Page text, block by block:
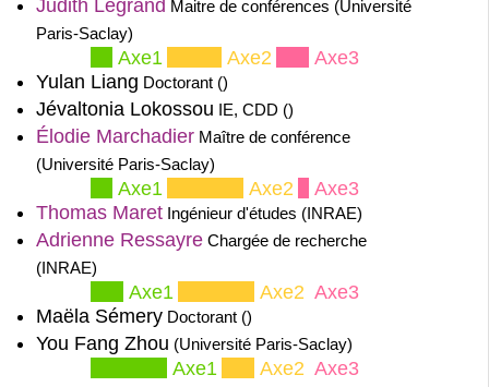
Judith Legrand Maitre de conférences (Université
Paris-Saclay)
Axe1 Axe2 Axe3
Yulan Liang Doctorant ()
Jévaltonia Lokossou IE, CDD ()
Élodie MarchadierMaître de conférence
(Université Paris-Saclay)
Axe1 Axe2 Axe3
Thomas MaretIngénieur d'études (INRAE)
Adrienne RessayreChargée de recherche
(INRAE)
Axe1 Axe2 Axe3
Maëla SémeryDoctorant ()
You Fang Zhou (Université Paris-Saclay)
Axe1 Axe2 Axe3